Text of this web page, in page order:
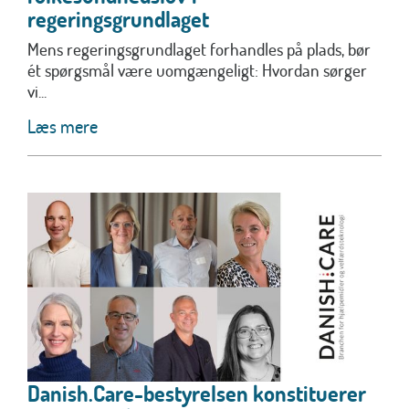
regeringsgrundlaget
Mens regeringsgrundlaget forhandles på plads, bør
ét spørgsmål være uomgængeligt: Hvordan sørger
vi...
Læs mere
Danish.Care-bestyrelsen konstituerer